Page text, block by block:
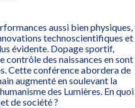
aussi bien physiques,
technoscientifiques et
évidente. Dopage sportif,
contrôle des naissances en sont
Cette conférence abordera de
augmenté en soulevant la
des Lumières. En quoi
de société ?